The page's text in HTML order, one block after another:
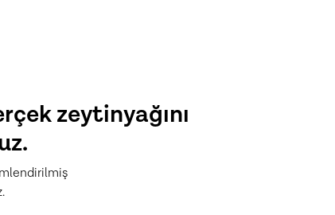
zeytinyağını